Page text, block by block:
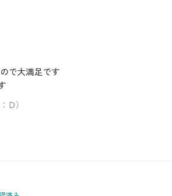
で大満足です
D）